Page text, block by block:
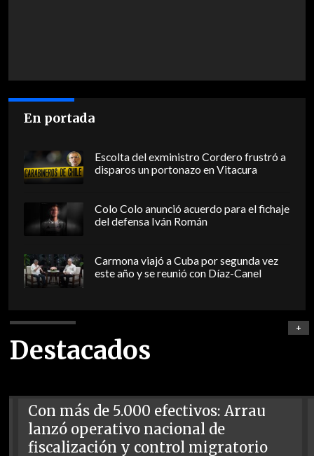
En portada
Escolta del exministro Cordero frustró a
disparos un portonazo en Vitacura
Colo Colo anunció acuerdo para el fichaje
del defensa Iván Román
Carmona viajó a Cuba por segunda vez
este año y se reunió con Díaz-Canel
Destacados
+
Con más de 5.000 efectivos: Arrau
lanzó operativo nacional de
fiscalización y control migratorio